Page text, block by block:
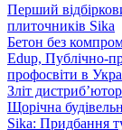
Перший
плиточників Sika
Бетон без
Edup, Публічно-
профосвіти в
Зліт
Щорічна
Sika: Придбання